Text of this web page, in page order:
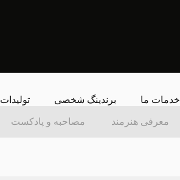
خدمات ما برندینگ شخصی تولیدات
معرفی هنرمند مصاحبه و پادکست